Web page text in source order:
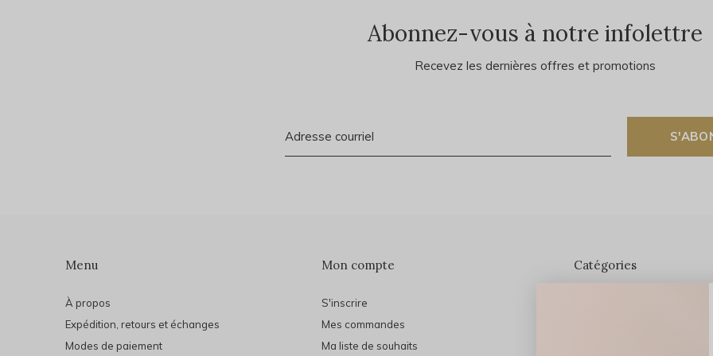
Abonnez-vous à notre infolettre
Recevez les dernières offres et promotions
Menu
À propos
Expédition, retours et échanges
Modes de paiement
Mon compte
S'inscrire
Mes commandes
Ma liste de souhaits
Catégories